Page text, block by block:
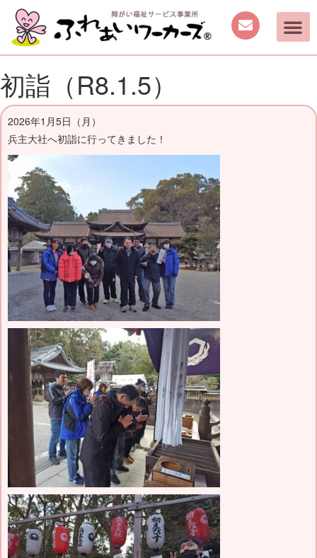
初詣（R8.1.5）
2026年1月5日（月）
兵主大社へ初詣に行ってきました！